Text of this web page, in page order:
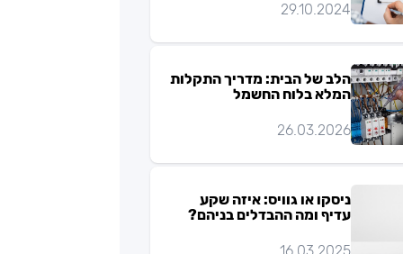
29.10.2024
הלב של הבית: מדריך התקלות
המלא בלוח החשמל
26.03.2026
ניסקו או גוויס: איזה שקע
עדיף ומה ההבדלים בניהם?